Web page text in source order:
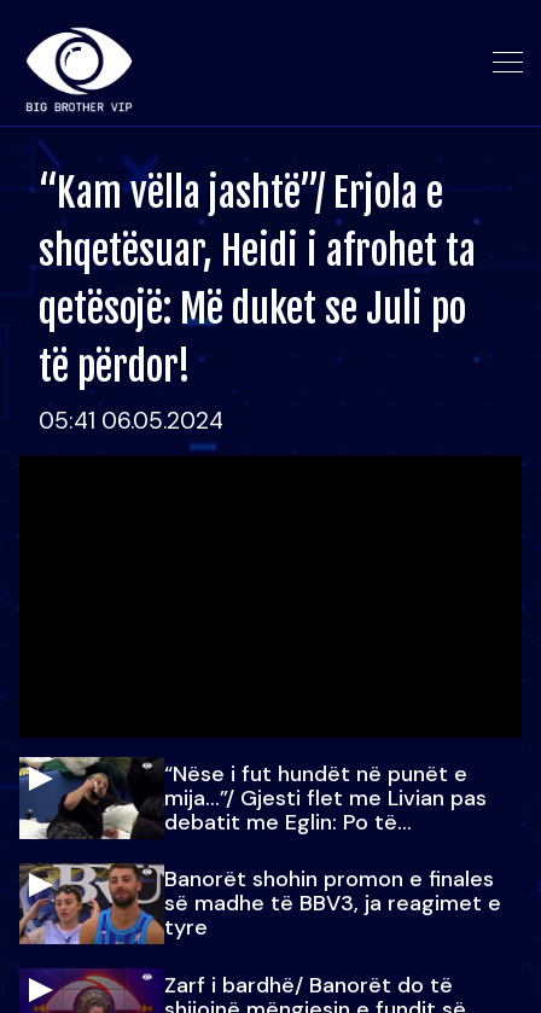
“Kam vëlla jashtë”/ Erjola e
shqetësuar, Heidi i afrohet ta
qetësojë: Më duket se Juli po
të përdor!
05:41 06.05.2024
“Nëse i fut hundët në punët e
mija…”/ Gjesti flet me Livian pas
debatit me Eglin: Po të
Banorët shohin promon e finales
së madhe të BBV3, ja reagimet e
tyre
Zarf i bardhë/ Banorët do të